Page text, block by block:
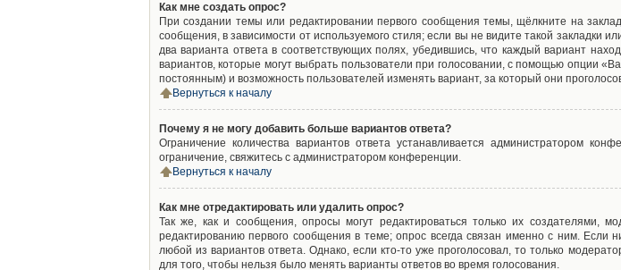
Как мне создать опрос?
При создании темы или редактировании первого сообщения темы, щёлкните на
сообщения, в зависимости от используемого стиля; если вы не видите такой
два варианта ответа в соответствующих полях, убедившись, что каждый вариант
вариантов, которые могут выбрать пользователи при голосовании, с помощью опции
постоянным) и возможность пользователей изменять вариант, за который они
Вернуться к началу
Почему я не могу добавить больше вариантов ответа?
Ограничение количества вариантов ответа устанавливается администратором
ограничение, свяжитесь с администратором конференции.
Вернуться к началу
Как мне отредактировать или удалить опрос?
Так же, как и сообщения, опросы могут редактироваться только их создателями,
редактированию первого сообщения в теме; опрос всегда связан именно с ним. Если
любой из вариантов ответа. Однако, если кто-то уже проголосовал, то только
для того, чтобы нельзя было менять варианты ответов во время голосования.